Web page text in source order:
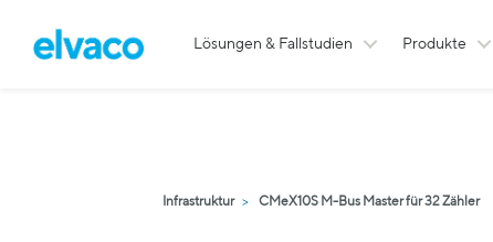
Lösungen & Fallstudien Produkte
Infrastruktur CMeX10S M-Bus Master für 32 Zähler